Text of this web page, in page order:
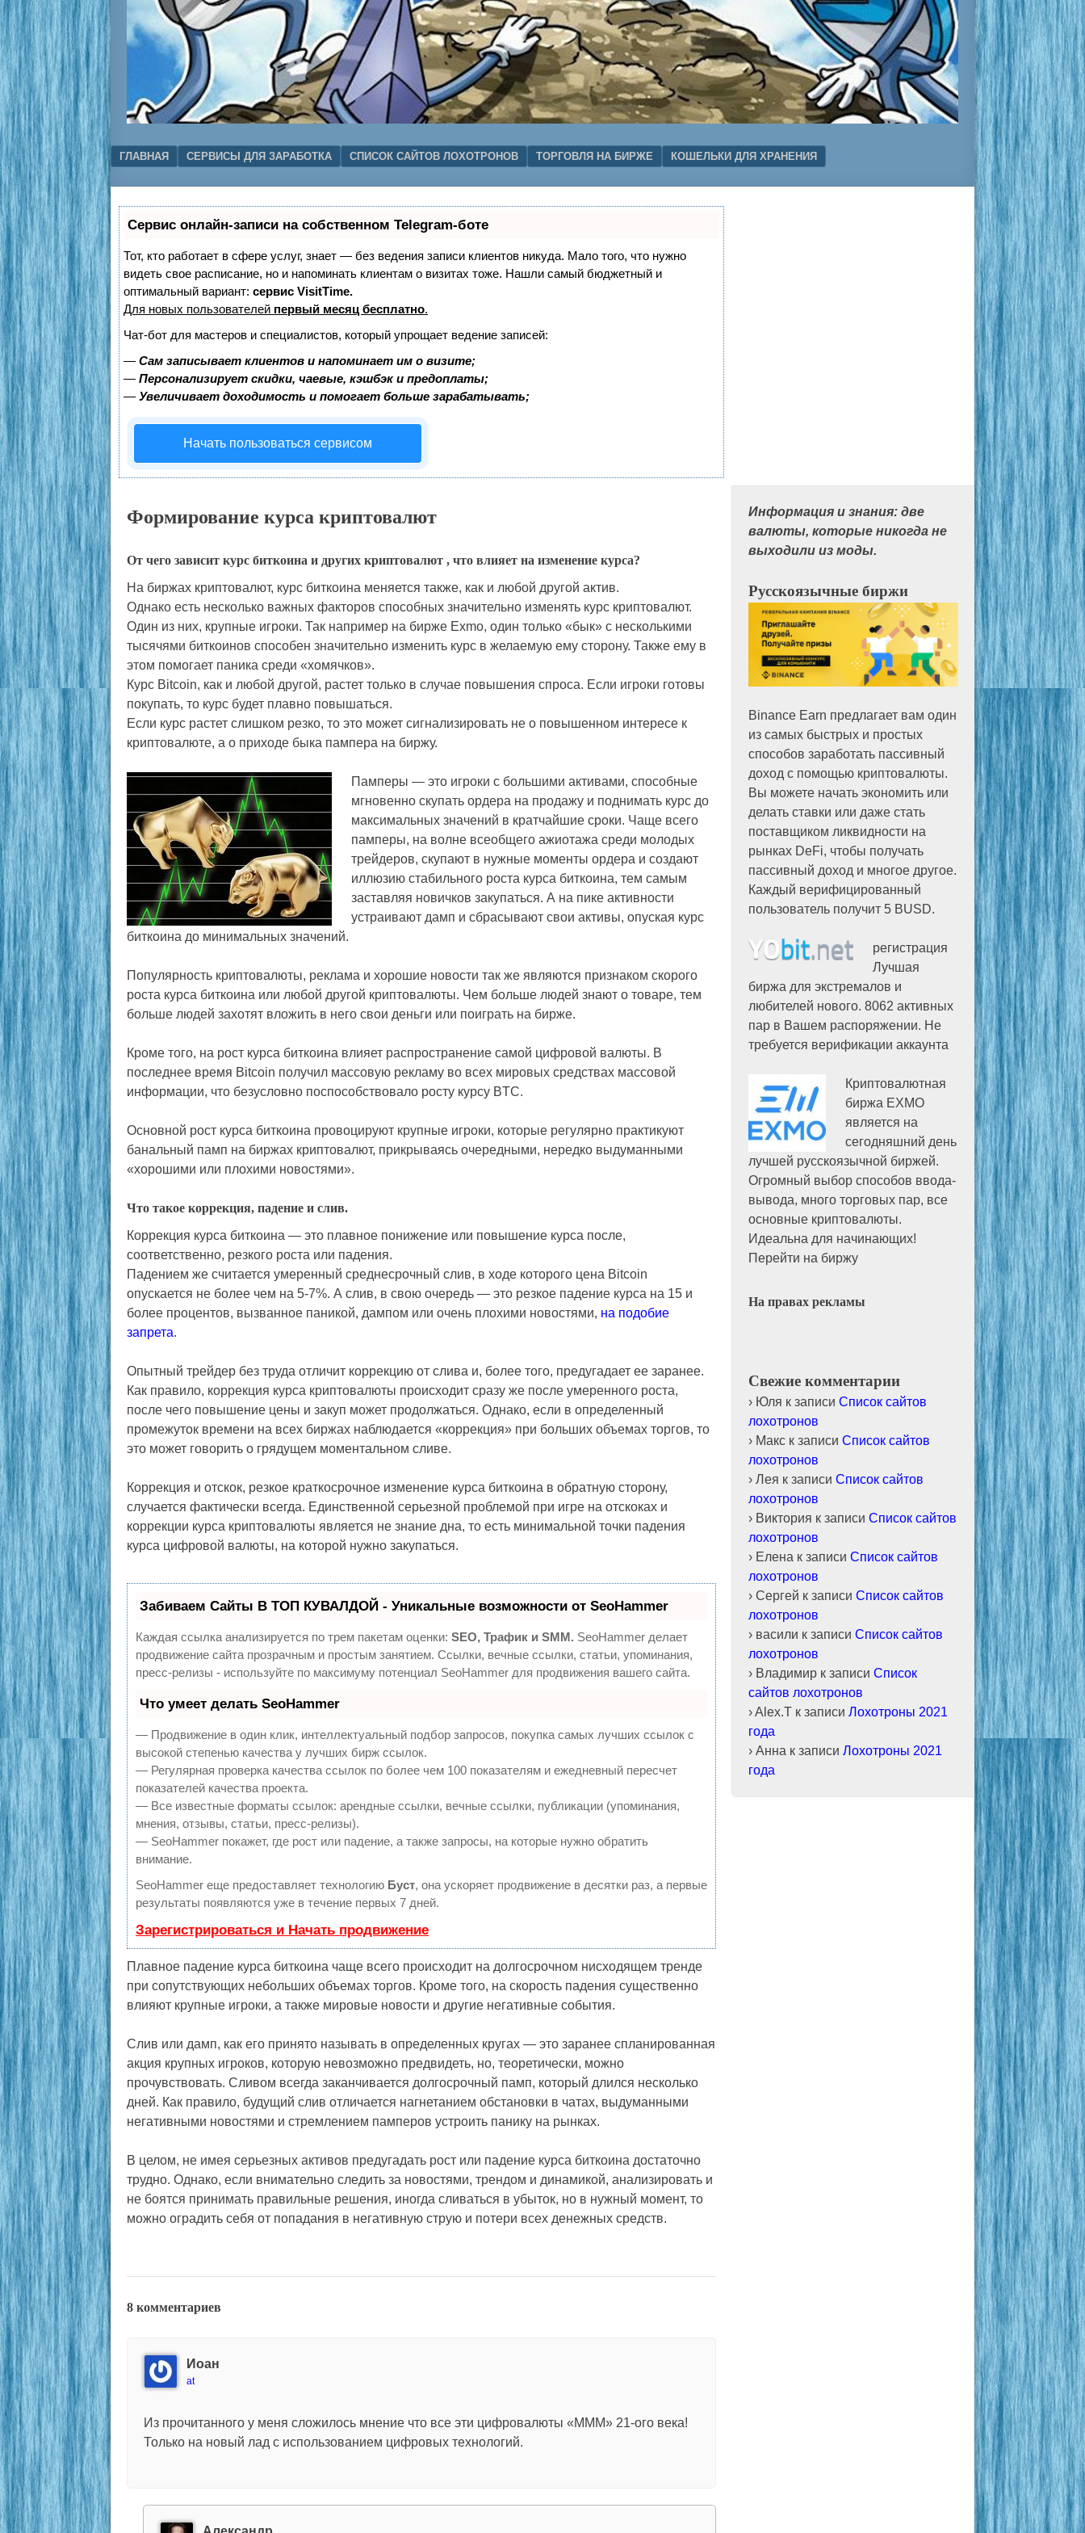
Menu
SKIP TO CONTENT
ГЛАВНАЯ СЕРВИСЫ ДЛЯ ЗАРАБОТКА СПИСОК САЙТОВ ЛОХОТРОНОВ ТОРГОВЛЯ НА БИРЖЕ КОШЕЛЬКИ ДЛЯ ХРАНЕНИЯ
Сервис онлайн-записи на собственном Telegram-боте
Тот, кто работает в сфере услуг, знает — без ведения записи клиентов никуда. Мало того, что нужно
видеть свое расписание, но и напоминать клиентам о визитах тоже. Нашли самый бюджетный и
оптимальный вариант: сервис VisitTime.
Для новых пользователей первый месяц бесплатно.
Чат-бот для мастеров и специалистов, который упрощает ведение записей:
— Сам записывает клиентов и напоминает им о визите;
— Персонализирует скидки, чаевые, кэшбэк и предоплаты;
— Увеличивает доходимость и помогает больше зарабатывать;
Начать пользоваться сервисом
Формирование курса криптовалют
От чего зависит курс биткоина и других криптовалют , что влияет на изменение курса?
На биржах криптовалют, курс биткоина меняется также, как и любой другой актив.
Однако есть несколько важных факторов способных значительно изменять курс криптовалют.
Один из них, крупные игроки. Так например на бирже Exmo, один только «бык» с несколькими
тысячями биткоинов способен значительно изменить курс в желаемую ему сторону. Также ему в
этом помогает паника среди «хомячков».
Курс Bitcoin, как и любой другой, растет только в случае повышения спроса. Если игроки готовы
покупать, то курс будет плавно повышаться.
Если курс растет слишком резко, то это может сигнализировать не о повышенном интересе к
криптовалюте, а о приходе быка пампера на биржу.
Памперы — это игроки с большими активами, способные
мгновенно скупать ордера на продажу и поднимать курс до
максимальных значений в кратчайшие сроки. Чаще всего
памперы, на волне всеобщего ажиотажа среди молодых
трейдеров, скупают в нужные моменты ордера и создают
иллюзию стабильного роста курса биткоина, тем самым
заставляя новичков закупаться. А на пике активности
устраивают дамп и сбрасывают свои активы, опуская курс
биткоина до минимальных значений.
Популярность криптовалюты, реклама и хорошие новости так же являются признаком скорого
роста курса биткоина или любой другой криптовалюты. Чем больше людей знают о товаре, тем
больше людей захотят вложить в него свои деньги или поиграть на бирже.
Кроме того, на рост курса биткоина влияет распространение самой цифровой валюты. В
последнее время Bitcoin получил массовую рекламу во всех мировых средствах массовой
информации, что безусловно поспособствовало росту курсу BTC.
Основной рост курса биткоина провоцируют крупные игроки, которые регулярно практикуют
банальный памп на биржах криптовалют, прикрываясь очередными, нередко выдуманными
«хорошими или плохими новостями».
Что такое коррекция, падение и слив.
Коррекция курса биткоина — это плавное понижение или повышение курса после,
соответственно, резкого роста или падения.
Падением же считается умеренный среднесрочный слив, в ходе которого цена Bitcoin
опускается не более чем на 5-7%. А слив, в свою очередь — это резкое падение курса на 15 и
более процентов, вызванное паникой, дампом или очень плохими новостями, на подобие
запрета.
Опытный трейдер без труда отличит коррекцию от слива и, более того, предугадает ее заранее.
Как правило, коррекция курса криптовалюты происходит сразу же после умеренного роста,
после чего повышение цены и закуп может продолжаться. Однако, если в определенный
промежуток времени на всех биржах наблюдается «коррекция» при больших объемах торгов, то
это может говорить о грядущем моментальном сливе.
Коррекция и отскок, резкое краткосрочное изменение курса биткоина в обратную сторону,
случается фактически всегда. Единственной серьезной проблемой при игре на отскоках и
коррекции курса криптовалюты является не знание дна, то есть минимальной точки падения
курса цифровой валюты, на которой нужно закупаться.
Забиваем Сайты В ТОП КУВАЛДОЙ - Уникальные возможности от SeoHammer
Каждая ссылка анализируется по трем пакетам оценки: SEO, Трафик и SMM. SeoHammer делает
продвижение сайта прозрачным и простым занятием. Ссылки, вечные ссылки, статьи, упоминания,
пресс-релизы - используйте по максимуму потенциал SeoHammer для продвижения вашего сайта.
Что умеет делать SeoHammer
— Продвижение в один клик, интеллектуальный подбор запросов, покупка самых лучших ссылок с
высокой степенью качества у лучших бирж ссылок.
— Регулярная проверка качества ссылок по более чем 100 показателям и ежедневный пересчет
показателей качества проекта.
— Все известные форматы ссылок: арендные ссылки, вечные ссылки, публикации (упоминания,
мнения, отзывы, статьи, пресс-релизы).
— SeoHammer покажет, где рост или падение, а также запросы, на которые нужно обратить
внимание.
SeoHammer еще предоставляет технологию Буст, она ускоряет продвижение в десятки раз, а первые
результаты появляются уже в течение первых 7 дней.
Зарегистрироваться и Начать продвижение
Плавное падение курса биткоина чаще всего происходит на долгосрочном нисходящем тренде
при сопутствующих небольших объемах торгов. Кроме того, на скорость падения существенно
влияют крупные игроки, а также мировые новости и другие негативные события.
Слив или дамп, как его принято называть в определенных кругах — это заранее спланированная
акция крупных игроков, которую невозможно предвидеть, но, теоретически, можно
прочувствовать. Сливом всегда заканчивается долгосрочный памп, который длился несколько
дней. Как правило, будущий слив отличается нагнетанием обстановки в чатах, выдуманными
негативными новостями и стремлением памперов устроить панику на рынках.
В целом, не имея серьезных активов предугадать рост или падение курса биткоина достаточно
трудно. Однако, если внимательно следить за новостями, трендом и динамикой, анализировать и
не боятся принимать правильные решения, иногда сливаться в убыток, но в нужный момент, то
можно оградить себя от попадания в негативную струю и потери всех денежных средств.
8 комментариев
Иоан
at
Из прочитанного у меня сложилось мнение что все эти цифровалюты «МММ» 21-ого века!
Только на новый лад с использованием цифровых технологий.
Информация и знания: две
валюты, которые никогда не
выходили из моды.
Русскоязычные биржи
Binance Earn предлагает вам один
из самых быстрых и простых
способов заработать пассивный
доход с помощью криптовалюты.
Вы можете начать экономить или
делать ставки или даже стать
поставщиком ликвидности на
рынках DeFi, чтобы получать
пассивный доход и многое другое.
Каждый верифицированный
пользователь получит 5 BUSD.
регистрация
Лучшая
биржа для экстремалов и
любителей нового. 8062 активных
пар в Вашем распоряжении. Не
требуется верификации аккаунта
Криптовалютная
биржа EXMO
является на
сегодняшний день
лучшей русскоязычной биржей.
Огромный выбор способов ввода-
вывода, много торговых пар, все
основные криптовалюты.
Идеальна для начинающих!
Перейти на биржу
На правах рекламы
Свежие комментарии
Юля к записи Список сайтов
лохотронов
Макс к записи Список сайтов
лохотронов
Лея к записи Список сайтов
лохотронов
Виктория к записи Список сайтов
лохотронов
Елена к записи Список сайтов
лохотронов
Сергей к записи Список сайтов
лохотронов
васили к записи Список сайтов
лохотронов
Владимир к записи Список
сайтов лохотронов
Alex.T к записи Лохотроны 2021
года
Анна к записи Лохотроны 2021
года